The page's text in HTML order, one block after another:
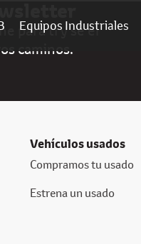
Equipos Industriales
para ti y sé el
caminos.
Vehículos usados
Compramos tu usado
Estrena un usado